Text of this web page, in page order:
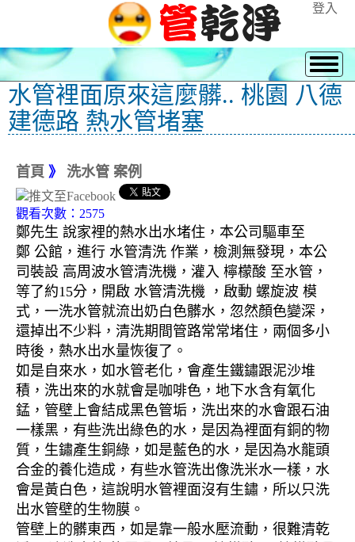
登入
水管裡面原來這麼髒.. 桃園 八德
建德路 熱水管堵塞
首頁 》 洗水管 案例
觀看次數：2575
鄭先生 說家裡的熱水出水堵住，本公司驅車至
鄭 公館，進行 水管清洗 作業，檢測無發現，本公
司裝設 高周波水管清洗機，灌入 檸檬酸 至水管，
等了約15分，開啟 水管清洗機 ，啟動 螺旋波 模
式，一洗水管就流出奶白色髒水，忽然顏色變深，
還掉出不少料，清洗期間管路常常堵住，兩個多小
時後，熱水出水量恢復了。
如是自來水，如水管老化，會產生鐵鏽跟泥沙堆
積，洗出來的水就會是咖啡色，地下水含有氧化
錳，管壁上會結成黑色管垢，洗出來的水會跟石油
一樣黑，有些洗出綠色的水，是因為裡面有銅的物
質，生鏽產生銅綠，如是藍色的水，是因為水龍頭
合金的養化造成，有些水管洗出像洗米水一樣，水
會是黃白色，這說明水管裡面沒有生鏽，所以只洗
出水管壁的生物膜。
管壁上的髒東西，如是靠一般水壓流動，很難清乾